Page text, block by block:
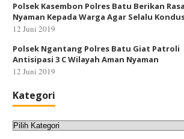
Polsek Kasembon Polres Batu Berikan Rasa
Nyaman Kepada Warga Agar Selalu
12 Juni 2019
Polsek Ngantang Polres Batu Giat Patroli
Antisipasi 3 C Wilayah Aman Nyaman
12 Juni 2019
Kategori
Kategori